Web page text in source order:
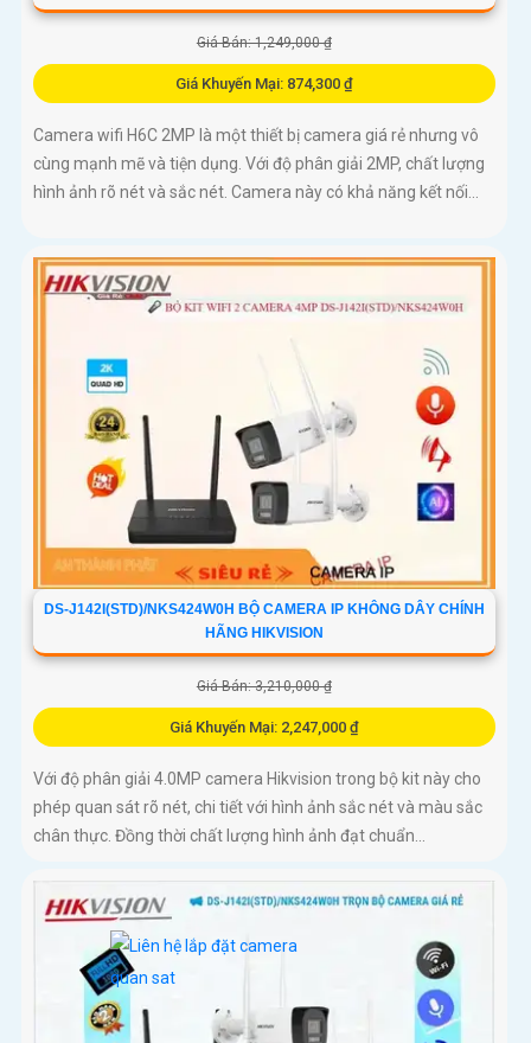
Giá Bán: 1,249,000 ₫
Giá Khuyến Mại: 874,300 ₫
Camera wifi H6C 2MP là một thiết bị camera giá rẻ nhưng vô
cùng mạnh mẽ và tiện dụng. Với độ phân giải 2MP, chất lượng
hình ảnh rõ nét và sắc nét. Camera này có khả năng kết nối...
DS-J142I(STD)/NKS424W0H BỘ CAMERA IP KHÔNG DÂY CHÍNH
HÃNG HIKVISION
Giá Bán: 3,210,000 ₫
Giá Khuyến Mại: 2,247,000 ₫
Với độ phân giải 4.0MP camera Hikvision trong bộ kit này cho
phép quan sát rõ nét, chi tiết với hình ảnh sắc nét và màu sắc
chân thực. Đồng thời chất lượng hình ảnh đạt chuẩn...